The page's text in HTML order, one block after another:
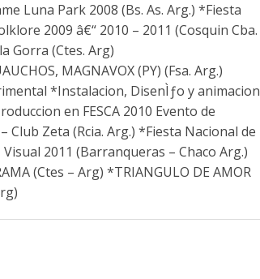
Luna Park 2008 (Bs. As. Arg.) *Fiesta
2009 â€“ 2010 – 2011 (Cosquin Cba.
Gorra (Ctes. Arg)
MAGNAVOX (PY) (Fsa. Arg.)
*Instalacion, DisenÌƒo y animacion
en FESCA 2010 Evento de
Club Zeta (Rcia. Arg.) *Fiesta Nacional de
2011 (Barranqueras – Chaco Arg.)
(Ctes – Arg) *TRIANGULO DE AMOR